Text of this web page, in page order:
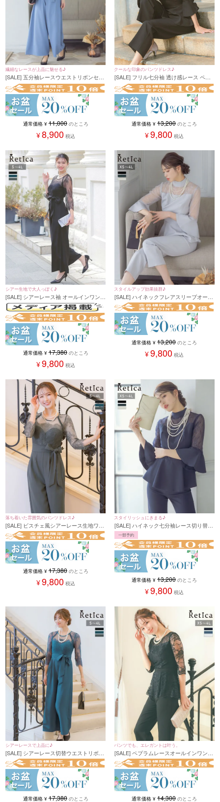
繊細なレースが上品に魅せる♪
[SALE] 五分袖レースウエストリボンセパ
レートパンツパーティードレス (Sサイズ
～3Lサイズ)
通常価格 ¥ 11,000 のところ
¥8,900 税込
クールな印象のパンツドレス♪
[SALE] フリル七分袖 透け感レース ペプ
ラムデザイン クール パンツドレス 結婚
式 二次会(XSサイズ～4Lサイズ)
通常価格 ¥ 13,200 のところ
¥9,800 税込
シアー生地で大人っぽく♪
[SALE] シアーレース袖 オールインワン
ウエストリボン パンツドレス 結婚式 二
次会(S~4L)(ブルーグリーン/ブラック/チ
ャコールグレー)
通常価格 ¥ 17,380 のところ
¥9,800 税込
スタイルアップ効果抜群♪
[SALE] ハイネックフレアスリーブオール
インワンパンツパーティードレス (XSサ
イズ～4Lサイズ)
通常価格 ¥ 13,200 のところ
¥9,800 税込
落ち着いた雰囲気のパンツドレス♪
[SALE] ビスチェ風シアーレース生地ワイ
ドパンツドレス(S~4L)(ブルーグリーン/
ブラック/チャコールグレー)
通常価格 ¥ 17,380 のところ
¥9,800 税込
スタイリッシュにきまる♪
[SALE] ハイネック七分袖レース切り替え
パンツオールインワンパーティードレス
(XSサイズ～4Lサイズ)
一部予約
通常価格 ¥ 13,200 のところ
¥9,800 税込
シアーレースで上品に♪
[SALE] シアーレース切替ウエストリボン
ワイドパンツドレス(S~4L)(ブルーグリー
ン/ブラック/チャコールグレー)
通常価格 ¥ 17,380 のところ
パンツでも、エレガントは叶う。
[SALE] ペプラムレースオールインワンパ
ンツドレス (XSサイズ～4Lサイズ)
通常価格 ¥ 14,300 のところ